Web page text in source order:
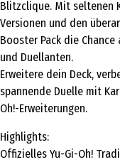
Blitzclique. Mit seltenen
Versionen und den
Booster Pack die
und Duellanten.
Erweitere dein Deck,
spannende Duelle mit
Oh!-Erweiterungen.
Highlights:
Offizielles Yu-Gi-Oh!